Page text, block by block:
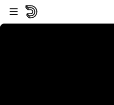
Vai al lettore
Passa al contenuto principale